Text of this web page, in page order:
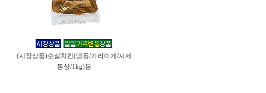
(시장상품)순살치킨(냉동/가라아게/사세
통상/1kg)봉